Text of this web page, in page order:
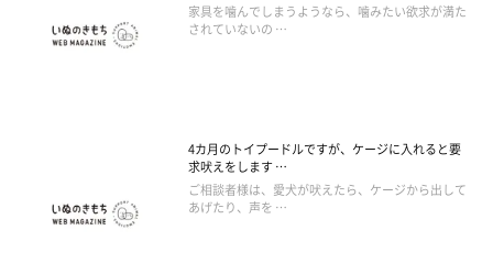
家具を噛んでしまうようなら、噛みたい欲求が満た
されていないの …
4カ月のトイプードルですが、ケージに入れると要
求吠えをします …
ご相談者様は、愛犬が吠えたら、ケージから出して
あげたり、声を …